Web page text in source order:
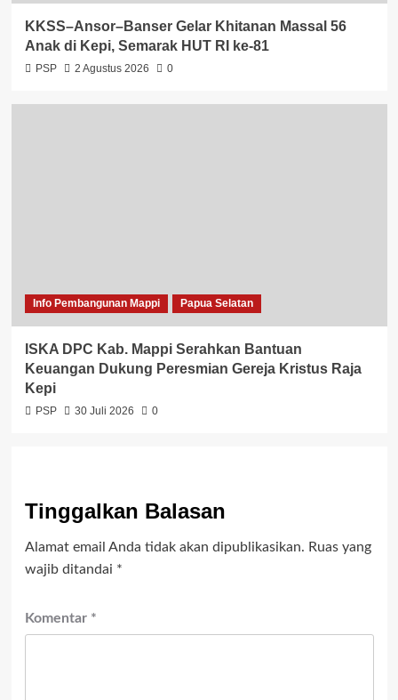
KKSS–Ansor–Banser Gelar Khitanan Massal 56
Anak di Kepi, Semarak HUT RI ke-81
PSP 2 Agustus 2026 0
Info Pembangunan Mappi Papua Selatan
ISKA DPC Kab. Mappi Serahkan Bantuan
Keuangan Dukung Peresmian Gereja Kristus Raja
Kepi
PSP 30 Juli 2026 0
Tinggalkan Balasan
Alamat email Anda tidak akan dipublikasikan. Ruas yang
wajib ditandai *
Komentar *